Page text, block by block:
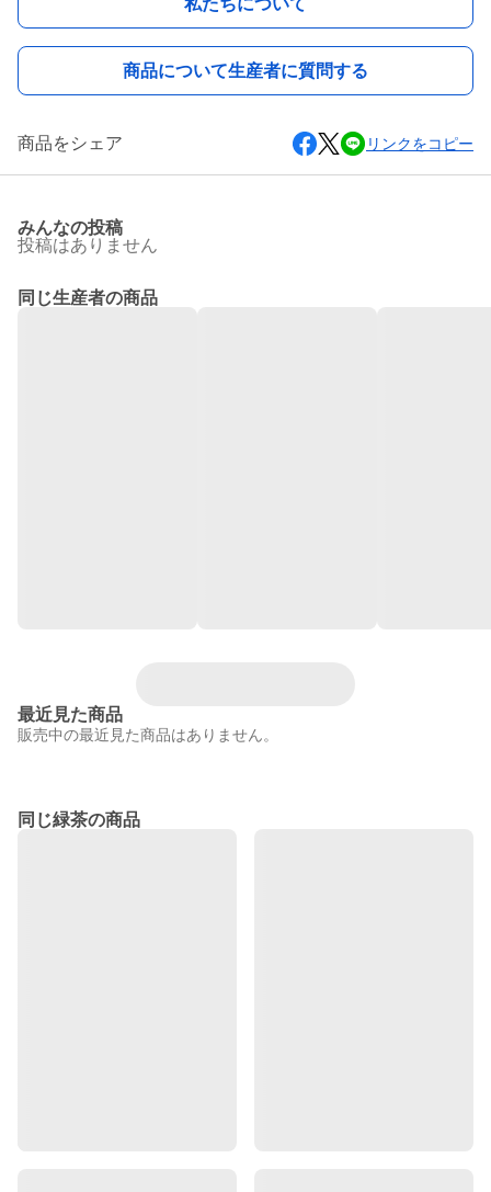
商品について生産者に質問する
商品をシェア リンクをコピー
みんなの投稿
投稿はありません
同じ生産者の商品
最近見た商品
販売中の最近見た商品はありません。
同じ緑茶の商品